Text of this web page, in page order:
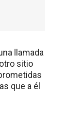
llamada
sitio
que a él